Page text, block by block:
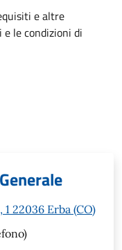
e altre
le condizioni di
22036 Erba (CO)